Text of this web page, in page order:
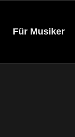
Für Musiker